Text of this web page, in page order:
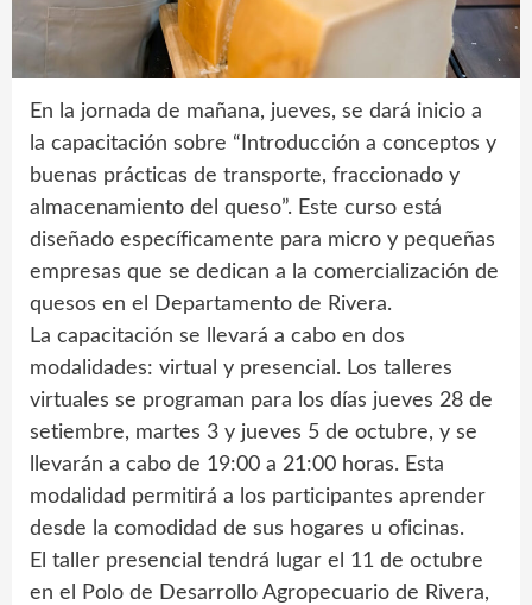
En la jornada de mañana, jueves, se dará inicio a
la capacitación sobre “Introducción a conceptos y
buenas prácticas de transporte, fraccionado y
almacenamiento del queso”. Este curso está
diseñado específicamente para micro y pequeñas
empresas que se dedican a la comercialización de
quesos en el Departamento de Rivera.
La capacitación se llevará a cabo en dos
modalidades: virtual y presencial. Los talleres
virtuales se programan para los días jueves 28 de
setiembre, martes 3 y jueves 5 de octubre, y se
llevarán a cabo de 19:00 a 21:00 horas. Esta
modalidad permitirá a los participantes aprender
desde la comodidad de sus hogares u oficinas.
El taller presencial tendrá lugar el 11 de octubre
en el Polo de Desarrollo Agropecuario de Rivera,